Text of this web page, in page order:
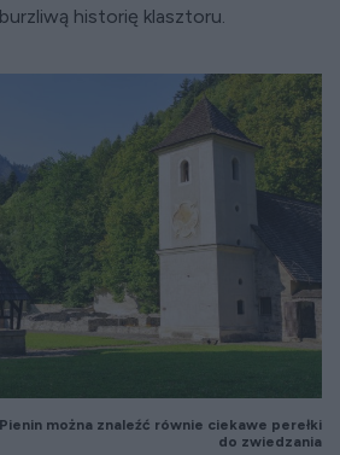
historię klasztoru.
można znaleźć równie ciekawe perełki
do zwiedzania